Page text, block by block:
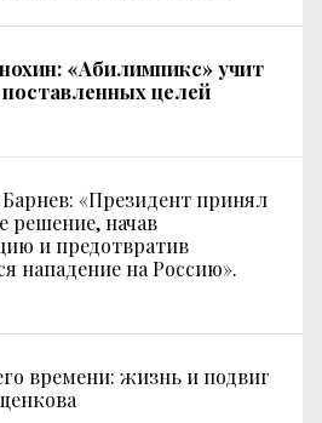
«Абилимпикс» учит
поставленных целей
«Президент принял
решение, начав
и предотвратив
нападение на Россию».
времени: жизнь и подвиг